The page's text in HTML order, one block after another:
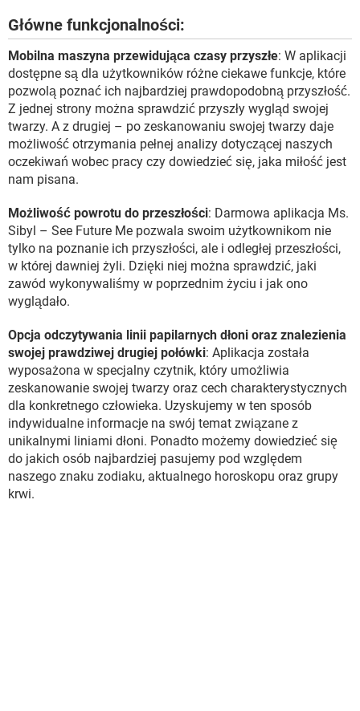
Główne funkcjonalności:
Mobilna maszyna przewidująca czasy przyszłe: W aplikacji
dostępne są dla użytkowników różne ciekawe funkcje, które
pozwolą poznać ich najbardziej prawdopodobną przyszłość.
Z jednej strony można sprawdzić przyszły wygląd swojej
twarzy. A z drugiej – po zeskanowaniu swojej twarzy daje
możliwość otrzymania pełnej analizy dotyczącej naszych
oczekiwań wobec pracy czy dowiedzieć się, jaka miłość jest
nam pisana.
Możliwość powrotu do przeszłości: Darmowa aplikacja Ms.
Sibyl – See Future Me pozwala swoim użytkownikom nie
tylko na poznanie ich przyszłości, ale i odległej przeszłości,
w której dawniej żyli. Dzięki niej można sprawdzić, jaki
zawód wykonywaliśmy w poprzednim życiu i jak ono
wyglądało.
Opcja odczytywania linii papilarnych dłoni oraz znalezienia
swojej prawdziwej drugiej połówki: Aplikacja została
wyposażona w specjalny czytnik, który umożliwia
zeskanowanie swojej twarzy oraz cech charakterystycznych
dla konkretnego człowieka. Uzyskujemy w ten sposób
indywidualne informacje na swój temat związane z
unikalnymi liniami dłoni. Ponadto możemy dowiedzieć się
do jakich osób najbardziej pasujemy pod względem
naszego znaku zodiaku, aktualnego horoskopu oraz grupy
krwi.